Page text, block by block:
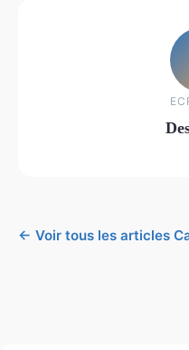
← Voir tous les articles